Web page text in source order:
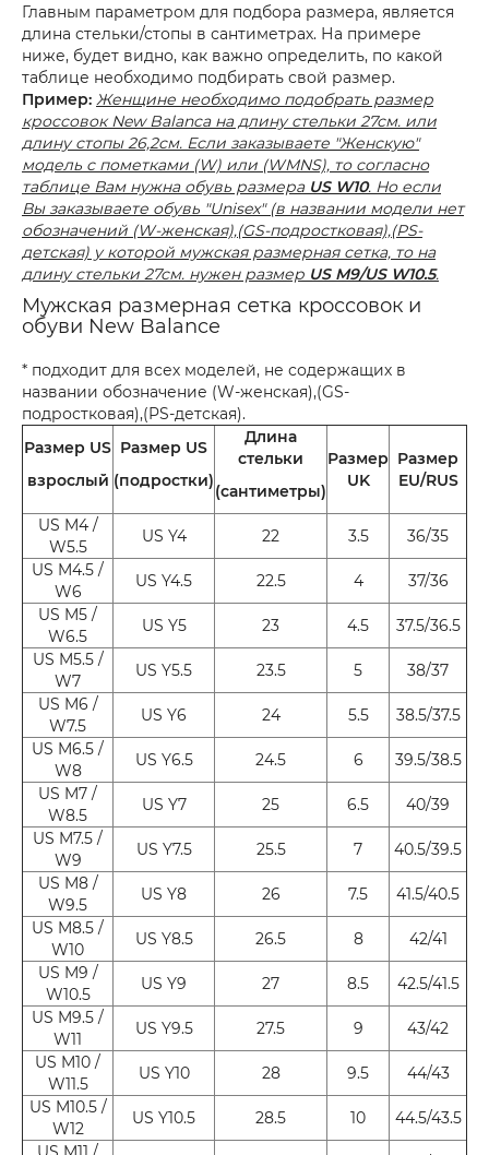
Главным параметром для подбора размера, является
длина стельки/стопы в сантиметрах. На примере
ниже, будет видно, как важно определить, по какой
таблице необходимо подбирать свой размер.
Пример: Женщине необходимо подобрать размер
кроссовок New Balanca на длину стельки 27см. или
длину стопы 26,2см. Если заказываете "Женскую"
модель с пометками (W) или (WMNS), то согласно
таблице Вам нужна обувь размера US W10. Но если
Вы заказываете обувь "Unisex" (в названии модели нет
обозначений (W-женская),(GS-подростковая),(PS-
детская) у которой мужская размерная сетка, то на
длину стельки 27см. нужен размер US M9/US W10.5.
Мужская размерная сетка кроссовок и
обуви New Balance
* подходит для всех моделей, не содержащих в
названии обозначение (W-женская),(GS-
подростковая),(PS-детская).
Размер US
взрослый
Размер US
(подростки)
Длина
стельки
(сантиметры)
Размер
UK
Размер
EU/RUS
US M4 /
W5.5
US Y4 22 3.5
36/35
US M4.5 /
W6
US Y4.5 22.5 4
37/36
US M5 /
W6.5
US Y5 23 4.5
37.5/36.5
US M5.5 /
W7
US Y5.5 23.5 5
38/37
US M6 /
W7.5
US Y6 24 5.5
38.5/37.5
US M6.5 /
W8
US Y6.5 24.5 6
39.5/38.5
US M7 /
W8.5
US Y7 25 6.5
40/39
US M7.5 /
W9
US Y7.5 25.5 7
40.5/39.5
US M8 /
W9.5
US Y8 26 7.5
41.5/40.5
US M8.5 /
W10
US Y8.5 26.5 8
42/41
US M9 /
W10.5
US Y9 27 8.5
42.5/41.5
US M9.5 /
W11
US Y9.5 27.5 9
43/42
US M10 /
W11.5
US Y10 28 9.5
44/43
US M10.5 /
W12
US Y10.5 28.5 10
44.5/43.5